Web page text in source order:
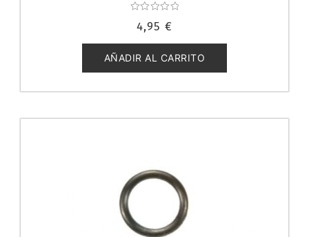
con
de
5
4,95 €
AÑADIR AL CARRITO